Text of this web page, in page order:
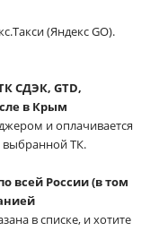
(Яндекс GO).
СДЭК, GTD,
в Крым
и оплачивается
выбранной ТК.
всей России (в том
в списке, и хотите